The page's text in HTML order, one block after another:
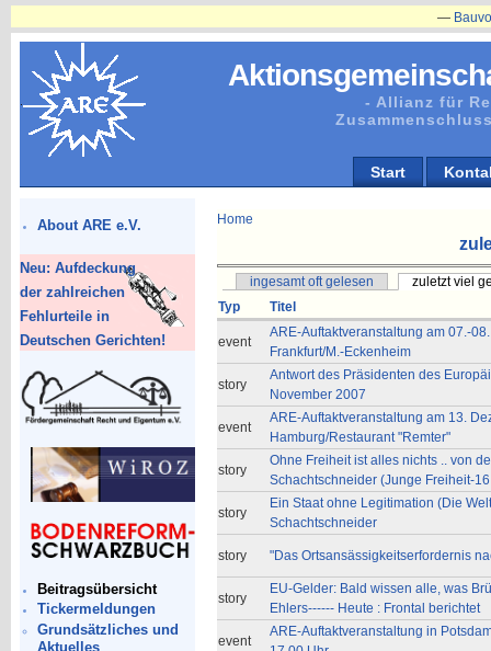
- Allianz für
Start
About ARE e.V.
Neu: Aufdeckung
der zahlreichen
Fehlurteile in
Deutschen Gerichten!
Beitragsübersicht
Tickermeldungen
Grundsätzliches und
Aktuelles
Home
ingesamt oft gelesen
zuletzt viel
Typ
Titel
event
ARE-Auftaktveranstaltung am 07.-
Frankfurt/M.-Eckenheim
story
Antwort des Präsidenten des
November 2007
event
ARE-Auftaktveranstaltung am 13.
Hamburg/Restaurant "Remter"
story
Ohne Freiheit ist alles nichts .. von
Schachtschneider (Junge Freiheit-
story
Ein Staat ohne Legitimation (Die
Schachtschneider
story "Das Ortsansässigkeitserfordernis
story
EU-Gelder: Bald wissen alle, was
Ehlers------ Heute : Frontal berichtet
event
ARE-Auftaktveranstaltung in